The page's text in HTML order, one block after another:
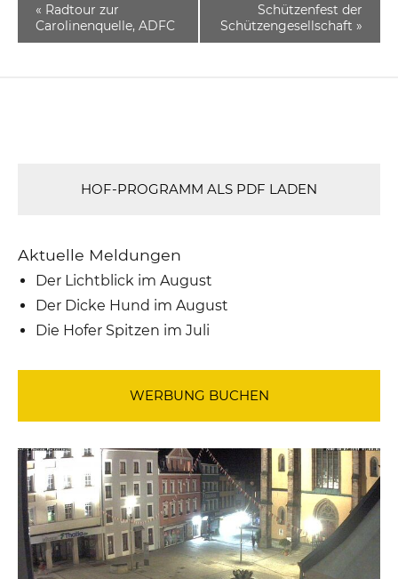
« Radtour zur
Carolinenquelle, ADFC
Schützenfest der
Schützengesellschaft »
HOF-PROGRAMM ALS PDF LADEN
Aktuelle Meldungen
Der Lichtblick im August
Der Dicke Hund im August
Die Hofer Spitzen im Juli
WERBUNG BUCHEN